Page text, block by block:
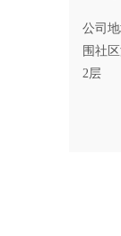
公司地
围社
2层